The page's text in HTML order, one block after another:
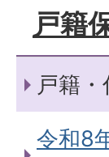
戸籍
戸籍
令和8